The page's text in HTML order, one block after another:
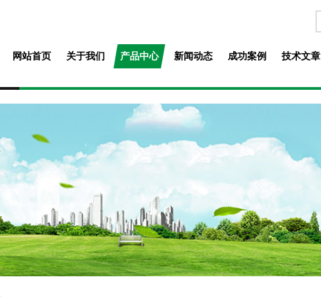
网站首页 关于我们 产品中心 新闻动态 成功案例 技术文章